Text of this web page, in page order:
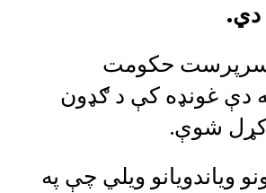
دي.
سرپرست حکومت
دې غونډه کې د ګډون
شوې.
ویاندویانو ویلي چې په